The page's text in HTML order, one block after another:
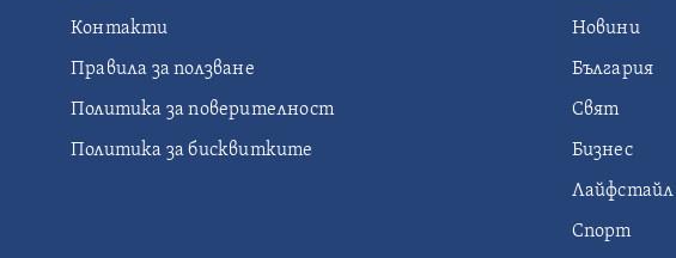
Контакти
Правила за ползване
Политика за поверителност
Политика за бисквитките
Новини
България
Свят
Бизнес
Лайфстайл
Спорт